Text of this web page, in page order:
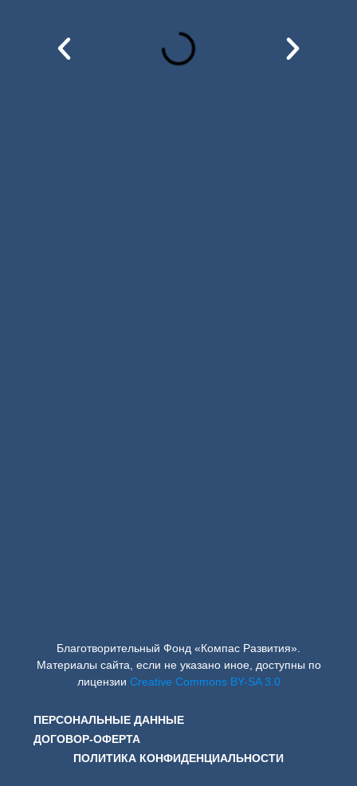
Благотворительный Фонд «Компас Развития».
Материалы сайта, если не указано иное, доступны по
лицензии Creative Commons BY-SA 3.0
ПЕРСОНАЛЬНЫЕ ДАННЫЕ
ДОГОВОР-ОФЕРТА
ПОЛИТИКА КОНФИДЕНЦИАЛЬНОСТИ